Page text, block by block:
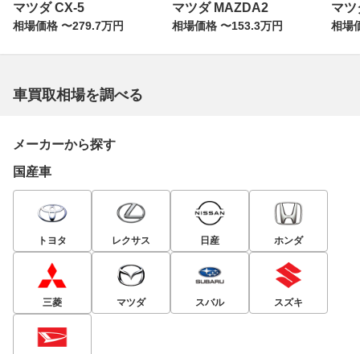
マツダ CX-5
相場価格 〜279.7万円
マツダ MAZDA2
相場価格 〜153.3万円
マツ
相場
車買取相場を調べる
メーカーから探す
国産車
トヨタ レクサス 日産 ホンダ
三菱 マツダ スバル スズキ